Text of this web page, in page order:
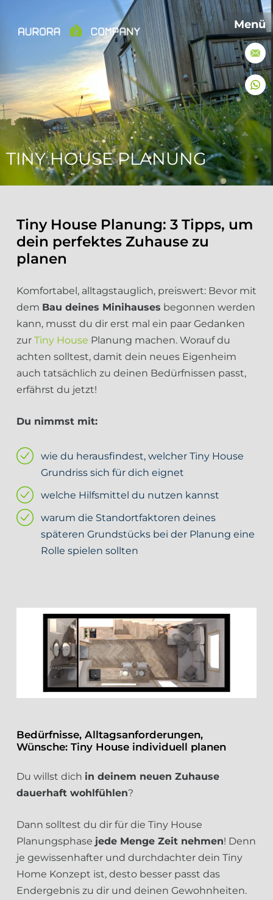
TINY HOUSE PLANUNG
Tiny House Planung: 3 Tipps, um
dein perfektes Zuhause zu
planen
Komfortabel, alltagstauglich, preiswert: Bevor mit
dem Bau deines Minihauses begonnen werden
kann, musst du dir erst mal ein paar Gedanken
zur Tiny House Planung machen. Worauf du
achten solltest, damit dein neues Eigenheim
auch tatsächlich zu deinen Bedürfnissen passt,
erfährst du jetzt!
Du nimmst mit:
wie du herausfindest, welcher Tiny House
Grundriss sich für dich eignet
welche Hilfsmittel du nutzen kannst
warum die Standortfaktoren deines
späteren Grundstücks bei der Planung eine
Rolle spielen sollten
Bedürfnisse, Alltagsanforderungen,
Wünsche: Tiny House individuell planen
Du willst dich in deinem neuen Zuhause
dauerhaft wohlfühlen?
Dann solltest du dir für die Tiny House
Planungsphase jede Menge Zeit nehmen! Denn
je gewissenhafter und durchdachter dein Tiny
Home Konzept ist, desto besser passt das
Endergebnis zu dir und deinen Gewohnheiten.
Menü